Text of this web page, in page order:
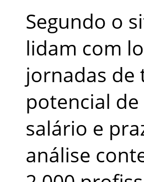
Segundo o
lidam com
jornadas de
potencial
salário e
análise